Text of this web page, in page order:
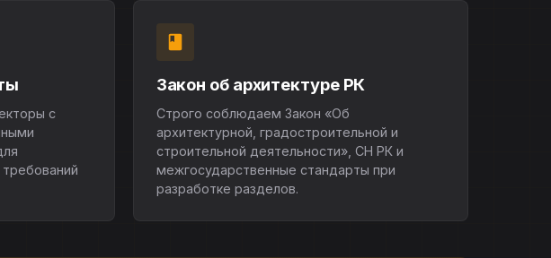
с
Закон об архитектуре РК
Строго соблюдаем Закон «Об
архитектурной, градостроительной и
строительной деятельности», СН РК и
межгосударственные стандарты при
разработке разделов.